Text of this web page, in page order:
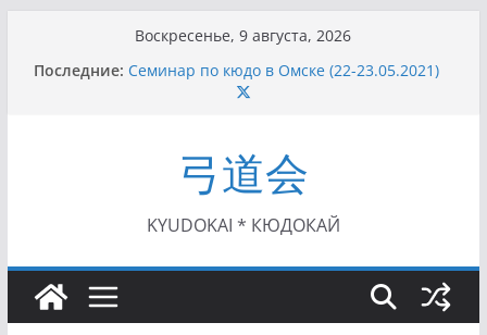
содержимому
Воскресенье, 9 августа, 2026
Последние: I этап Кубка Московской области по Кюдо /
Сейдокан II (27.06.2021)
Семинар по кюдо в Омске (22-23.05.2021)
II этап Кубка Московской области по Кюдо
/Сейдокан III (01.08.2021)
II Кубок Посла Японии в России по Кюдо,
Орёл (25.07.2021)
弓道会
KYUDOKAI * КЮДОКАЙ